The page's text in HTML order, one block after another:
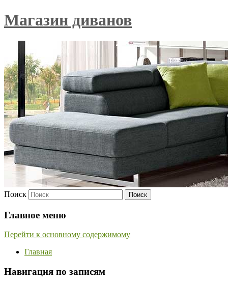
Магазин диванов
Поиск
Главное меню
Перейти к основному содержимому
Главная
Навигация по записям